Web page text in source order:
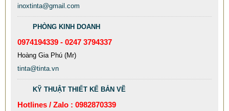
2.896.700 VNĐ
inoxtinta@gmail.com
PHÒNG KINH DOANH
0974194339 - 0247 3794337
Hoàng Gia Phú (Mr)
tinta@tinta.vn
KỸ THUẬT THIẾT KẾ BẢN VẼ
Hotlines / Zalo : 0982870339